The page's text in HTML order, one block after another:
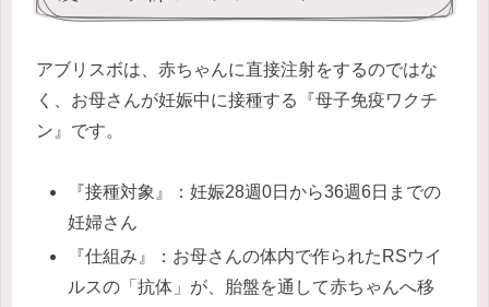
アブリスボは、赤ちゃんに直接注射をするのではな
く、お母さんが妊娠中に接種する『母子免疫ワクチ
ン』です。
『接種対象』：妊娠28週0日から36週6日までの
妊婦さん
『仕組み』：お母さんの体内で作られたRSウイ
ルスの「抗体」が、胎盤を通して赤ちゃんへ移